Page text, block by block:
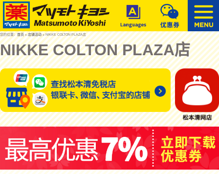
您的位置：首页»店铺活动» NIKKE COLTON PLAZA店
NIKKE COLTON PLAZA店